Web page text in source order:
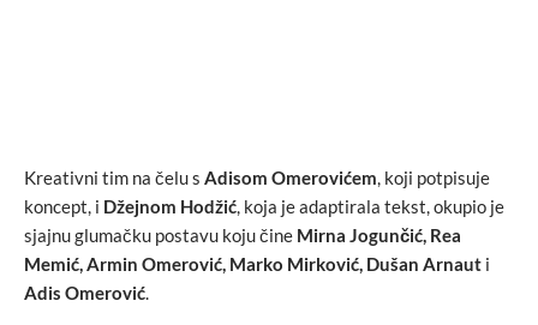
Kreativni tim na čelu s Adisom Omerovićem, koji potpisuje
koncept, i Džejnom Hodžić, koja je adaptirala tekst, okupio je
sjajnu glumačku postavu koju čine Mirna Jogunčić, Rea
Memić, Armin Omerović, Marko Mirković, Dušan Arnaut i
Adis Omerović.